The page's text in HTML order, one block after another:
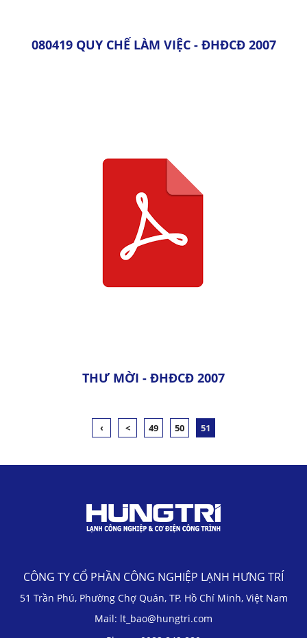
080419 QUY CHẾ LÀM VIỆC - ĐHĐCĐ 2007
THƯ MỜI - ĐHĐCĐ 2007
‹ < 49 50 51
CÔNG TY CỔ PHẦN CÔNG NGHIỆP LẠNH HƯNG TRÍ
51 Trần Phú, Phường Chợ Quán, TP. Hồ Chí Minh, Việt Nam
Mail: lt_bao@hungtri.com